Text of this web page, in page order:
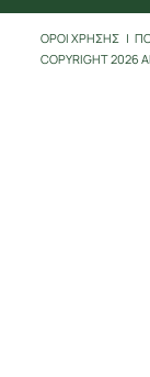
COPYRIGHT
ΟΡΟΙ ΧΡΗΣΗΣ